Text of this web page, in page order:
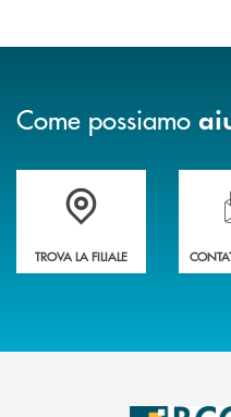
Come possiamo
Trova la filiale più vicina a Te
TROVA LA FILIALE
Hai